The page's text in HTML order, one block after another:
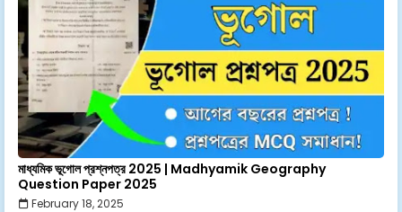
মাধ্যমিক ভূগোল প্রশ্নপত্র 2025 | Madhyamik Geography
Question Paper 2025
February 18, 2025